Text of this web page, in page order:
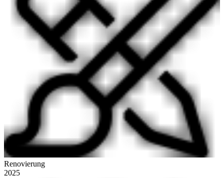
Renovierung
2025